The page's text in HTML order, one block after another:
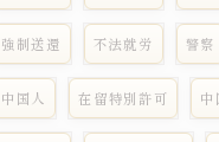
強制送還 不法就労 警察
中国人 在留特別許可 中